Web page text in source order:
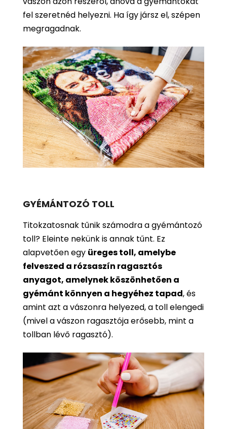
fel szeretnéd helyezni. Ha így jársz el, szépen
megragadnak.
GYÉMÁNTOZÓ TOLL
Titokzatosnak tűnik számodra a gyémántozó
toll? Eleinte nekünk is annak tűnt. Ez
alapvetően egy üreges toll, amelybe
felveszed a rózsaszín ragasztós
anyagot, amelynek köszönhetően a
gyémánt könnyen a hegyéhez tapad, és
amint azt a vászonra helyezed, a toll elengedi
(mivel a vászon ragasztója erősebb, mint a
tollban lévő ragasztó).